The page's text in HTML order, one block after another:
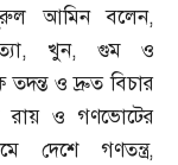
নুরুল আমিন বলেন,
, খুন, গুম ও
তদন্ত ও দ্রুত বিচার
রায় ও গণভোটের
দেশে গণতন্ত্র,